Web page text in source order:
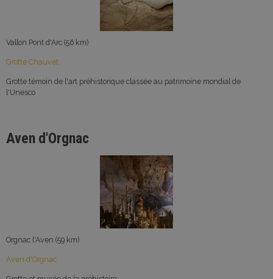
Vallon Pont d'Arc (56 km)
Grotte Chauvet
Grotte témoin de l'art préhistorique classée au patrimoine mondial de
l'Unesco
Aven d'Orgnac
Orgnac l'Aven (59 km)
Aven d'Orgnac